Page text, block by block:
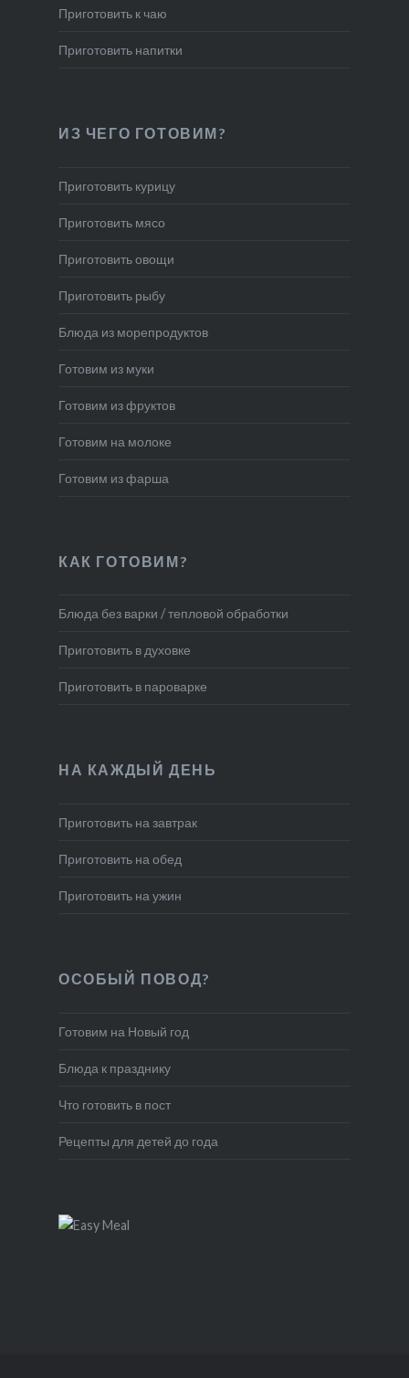
Приготовить к чаю
Приготовить напитки
ИЗ ЧЕГО ГОТОВИМ?
Приготовить курицу
Приготовить мясо
Приготовить овощи
Приготовить рыбу
Блюда из морепродуктов
Готовим из муки
Готовим из фруктов
Готовим на молоке
Готовим из фарша
КАК ГОТОВИМ?
Блюда без варки / тепловой обработки
Приготовить в духовке
Приготовить в пароварке
НА КАЖДЫЙ ДЕНЬ
Приготовить на завтрак
Приготовить на обед
Приготовить на ужин
ОСОБЫЙ ПОВОД?
Готовим на Новый год
Блюда к празднику
Что готовить в пост
Рецепты для детей до года